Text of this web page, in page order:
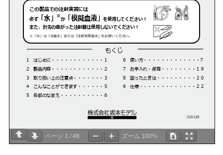
ページ 1 / 48 ズーム 100%